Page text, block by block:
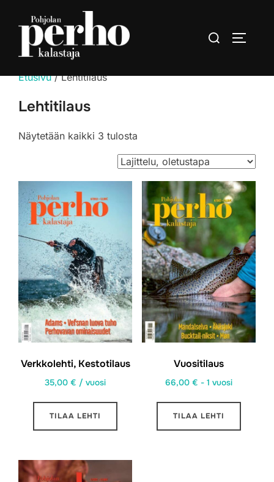
content
Search
Etusivu/ Lehtitilaus
Lehtitilaus
Näytetään kaikki 3 tulosta
Verkkolehti, Kestotilaus
35,00€ / vuosi
TILAA LEHTI
Vuositilaus
66,00 € - 1 vuosi
TILAA LEHTI